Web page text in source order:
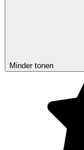
Minder tonen